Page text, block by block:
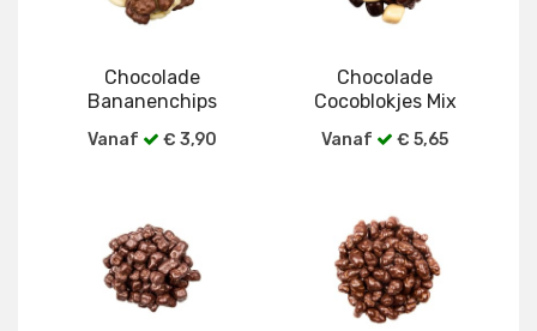
Chocolade
Bananenchips
Vanaf € 3,90
Chocolade
Cocoblokjes Mix
Vanaf € 5,65